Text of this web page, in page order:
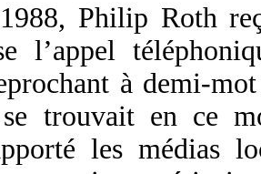
Philip Roth
l’appel
à demi-
trouvait en ce
les médias